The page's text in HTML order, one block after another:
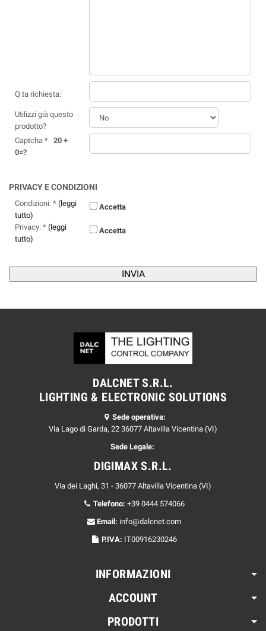
Q.ta richiesta:
Utilizzi già questo
prodotto?
Captcha * 20 +
0=?
PRIVACY E CONDIZIONI
Condizioni: * (leggi
tutto)
Accetta
Privacy: * (leggi
tutto)
Accetta
DALCNET S.R.L.
LIGHTING & ELECTRONIC SOLUTIONS
Sede operativa:
Via Lago di Garda, 22 36077 Altavilla Vicentina (VI)
Sede Legale:
DIGIMAX S.R.L.
Via dei Laghi, 31 - 36077 Altavilla Vicentina (VI)
Telefono: +39 0444 574066
Email: info@dalcnet.com
P.IVA: IT00916230246
INFORMAZIONI
ACCOUNT
PRODOTTI